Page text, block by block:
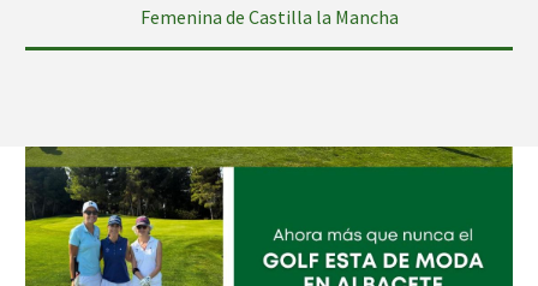
Femenina de Castilla la Mancha